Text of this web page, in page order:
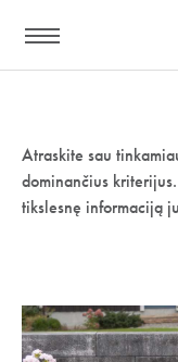
nuoroda:
Atraskite sau
dominančius
tikslesnę informaciją